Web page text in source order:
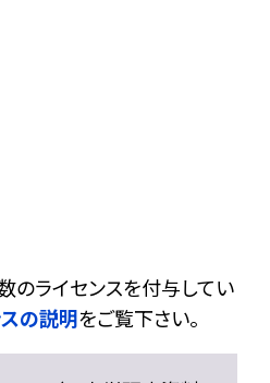
のライセンスを付与してい
の説明をご覧下さい。